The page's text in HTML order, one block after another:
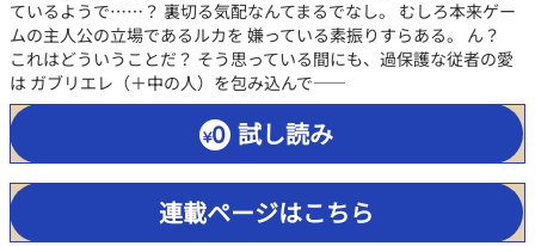
ているようで……？ 裏切る気配なんてまるでなし。 むしろ本来ゲー
ムの主人公の立場であるルカを 嫌っている素振りすらある。 ん？
これはどういうことだ？ そう思っている間にも、過保護な従者の愛
は ガブリエレ（＋中の人）を包み込んで――
試し読み
連載ページはこちら